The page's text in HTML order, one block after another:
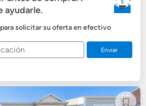
ayudarle.
solicitar su oferta en efectivo
Enviar